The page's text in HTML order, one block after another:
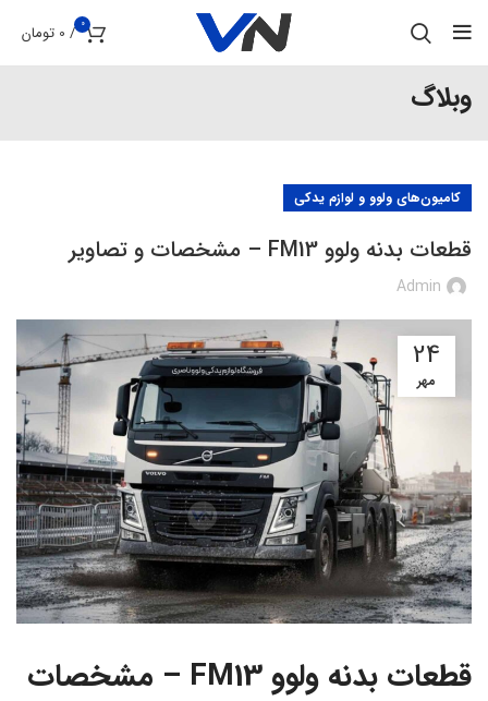
0
/
0 تومان
وبلاگ
کامیون‌های ولوو و لوازم یدکی
قطعات بدنه ولوو FM13 – مشخصات و تصاویر
Admin
24
مهر
قطعات بدنه ولوو FM13 – مشخصات